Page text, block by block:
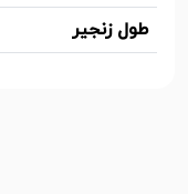
طول زنجیر